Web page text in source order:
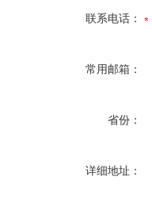
联系电话：
常用邮箱：
省份：
详细地址：